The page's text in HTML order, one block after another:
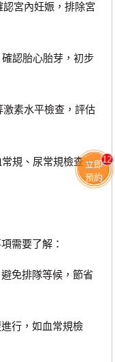
宮內妊娠，排除宮
認胎心胎芽，初步
素水平檢查，評估
規、尿常規檢查，
需要了解：
免排隊等候，節省
行，如血常規檢
立即
預約
12